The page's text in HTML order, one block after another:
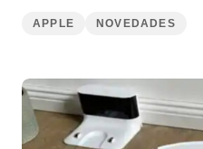
APPLE NOVEDADES